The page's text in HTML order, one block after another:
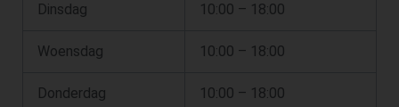
Dinsdag 10:00 – 18:00
Woensdag 10:00 – 18:00
Donderdag 10:00 – 18:00